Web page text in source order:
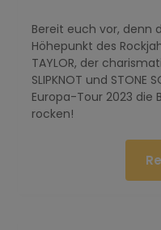
Bereit euch vor, denn
Höhepunkt des
TAYLOR, der
SLIPKNOT und STONE
Europa-Tour 2023 die
rocken!